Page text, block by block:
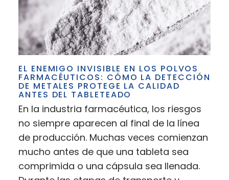
EL ENEMIGO INVISIBLE EN LOS POLVOS
FARMACÉUTICOS: CÓMO LA DETECCIÓN
DE METALES PROTEGE LA CALIDAD
ANTES DEL TABLETEADO
En la industria farmacéutica, los riesgos
no siempre aparecen al final de la línea
de producción. Muchas veces comienzan
mucho antes de que una tableta sea
comprimida o una cápsula sea llenada.